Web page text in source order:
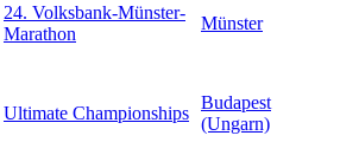
24. Volksbank-Münster-
Marathon
Münster
Ultimate Championships
Budapest
(Ungarn)